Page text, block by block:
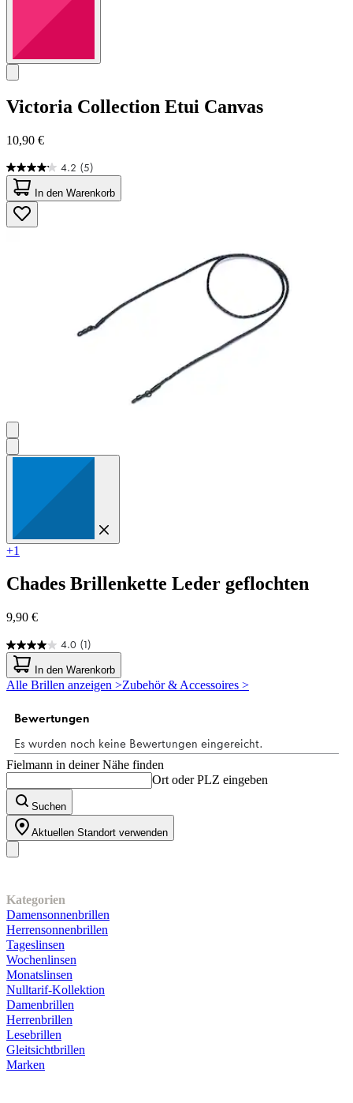
Victoria Collection Etui Canvas
10,90 €
4.2 (5)
4.2
von
5
Sternen.
5
In den Warenkorb
+1
Chades Brillenkette Leder geflochten
9,90 €
4.0 (1)
4.0
von
5
Sternen.
Bewertung
In den Warenkorb
Alle Brillen anzeigen >Zubehör & Accessoires >
Fielmann in deiner Nähe finden
Ort oder PLZ eingeben
Suchen
Aktuellen Standort verwenden
Kategorien
Damensonnenbrillen
Herrensonnenbrillen
Tageslinsen
Wochenlinsen
Monatslinsen
Nulltarif-Kollektion
Damenbrillen
Herrenbrillen
Lesebrillen
Gleitsichtbrillen
Marken